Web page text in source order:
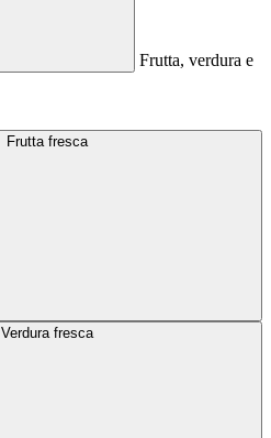
Frutta, verdura e
Frutta fresca
Verdura fresca